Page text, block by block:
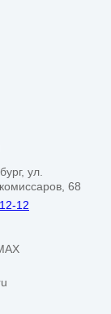
ул.
68
12